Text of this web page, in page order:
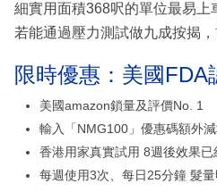
細實用面積368呎的單位最易上
若能通過壓力測試做九成按揭，
限時優惠：美國
美國amazon鎖量及評價No. 1
輸入「NMG100」優惠碼額外
香港用家真實試用 8週後效果已
每週使用3次、每日25分鐘 髮